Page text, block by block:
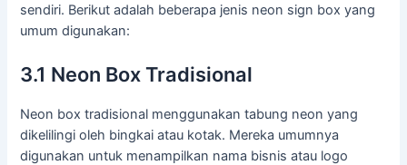
sendiri. Berikut adalah beberapa jenis neon sign box yang
umum digunakan:
3.1 Neon Box Tradisional
Neon box tradisional menggunakan tabung neon yang
dikelilingi oleh bingkai atau kotak. Mereka umumnya
digunakan untuk menampilkan nama bisnis atau logo